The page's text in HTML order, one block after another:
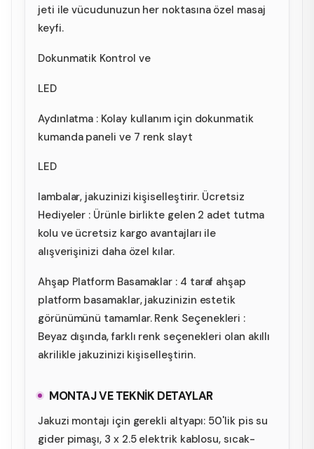
jeti ile vücudunuzun her noktasına özel masaj
keyfi.
Dokunmatik Kontrol ve
LED
Aydınlatma : Kolay kullanım için dokunmatik
kumanda paneli ve 7 renk slayt
LED
lambalar, jakuzinizi kişiselleştirir. Ücretsiz
Hediyeler : Ürünle birlikte gelen 2 adet tutma
kolu ve ücretsiz kargo avantajları ile
alışverişinizi daha özel kılar.
Ahşap Platform Basamaklar : 4 taraf ahşap
platform basamaklar, jakuzinizin estetik
görünümünü tamamlar. Renk Seçenekleri :
Beyaz dışında, farklı renk seçenekleri olan akıllı
akrilikle jakuzinizi kişiselleştirin.
MONTAJ VE TEKNİK DETAYLAR
Jakuzi montajı için gerekli altyapı: 50'lik pis su
gider pimaşı, 3 x 2.5 elektrik kablosu, sıcak-